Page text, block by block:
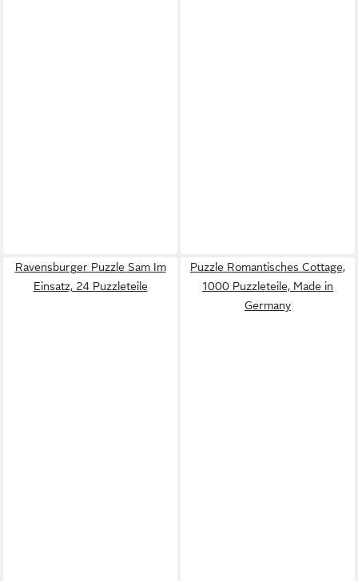
Ravensburger Puzzle Sam Im
Einsatz, 24 Puzzleteile
Puzzle Romantisches Cottage,
1000 Puzzleteile, Made in
Germany